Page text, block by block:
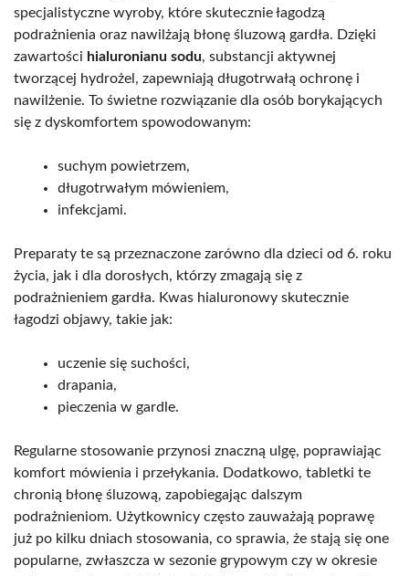
specjalistyczne wyroby, które skutecznie łagodzą
podrażnienia oraz nawilżają błonę śluzową gardła. Dzięki
zawartości hialuronianu sodu, substancji aktywnej
tworzącej hydrożel, zapewniają długotrwałą ochronę i
nawilżenie. To świetne rozwiązanie dla osób borykających
się z dyskomfortem spowodowanym:
suchym powietrzem,
długotrwałym mówieniem,
infekcjami.
Preparaty te są przeznaczone zarówno dla dzieci od 6. roku
życia, jak i dla dorosłych, którzy zmagają się z
podrażnieniem gardła. Kwas hialuronowy skutecznie
łagodzi objawy, takie jak:
uczenie się suchości,
drapania,
pieczenia w gardle.
Regularne stosowanie przynosi znaczną ulgę, poprawiając
komfort mówienia i przełykania. Dodatkowo, tabletki te
chronią błonę śluzową, zapobiegając dalszym
podrażnieniom. Użytkownicy często zauważają poprawę
już po kilku dniach stosowania, co sprawia, że stają się one
popularne, zwłaszcza w sezonie grypowym czy w okresie